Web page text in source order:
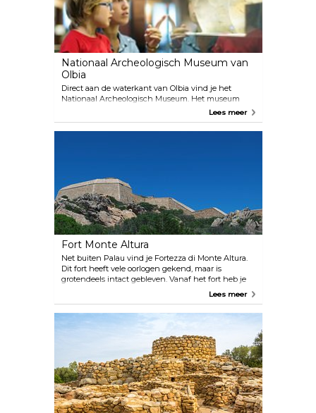
Nationaal Archeologisch Museum van
Olbia
Direct aan de waterkant van Olbia vind je het
Nationaal Archeologisch Museum. Het museum
stelt verschillende voorwerpen tentoon die dateren
uit de tijd van de Romeinen, zoals
scheepsfragmenten. Omdat het het grootste
Lees meer
Fort Monte Altura
Net buiten Palau vind je Fortezza di Monte Altura.
Dit fort heeft vele oorlogen gekend, maar is
grotendeels intact gebleven. Vanaf het fort heb je
een prachtig uitzicht over Palau, Corsica en La
rondleiding te volgen.
Lees meer